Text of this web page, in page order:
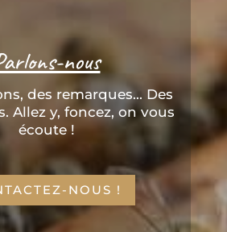
nous
des remarques... Des
Allez y, foncez, on vous
écoute !
NOUS !